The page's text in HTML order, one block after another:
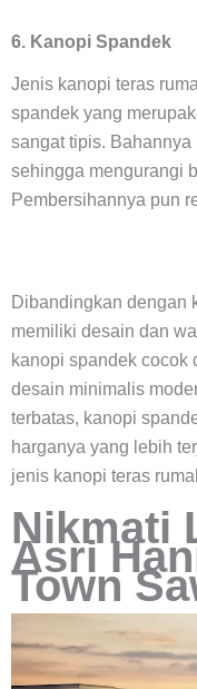
6. Kanopi Spandek
Jenis kanopi teras
spandek yang
sangat tipis.
sehingga mengurangi
Pembersihannya pun
Dibandingkan dengan
memiliki desain dan
kanopi spandek cocok
desain minimalis
terbatas, kanopi
harganya yang lebih
jenis kanopi teras
Nikmati
Asri
Town